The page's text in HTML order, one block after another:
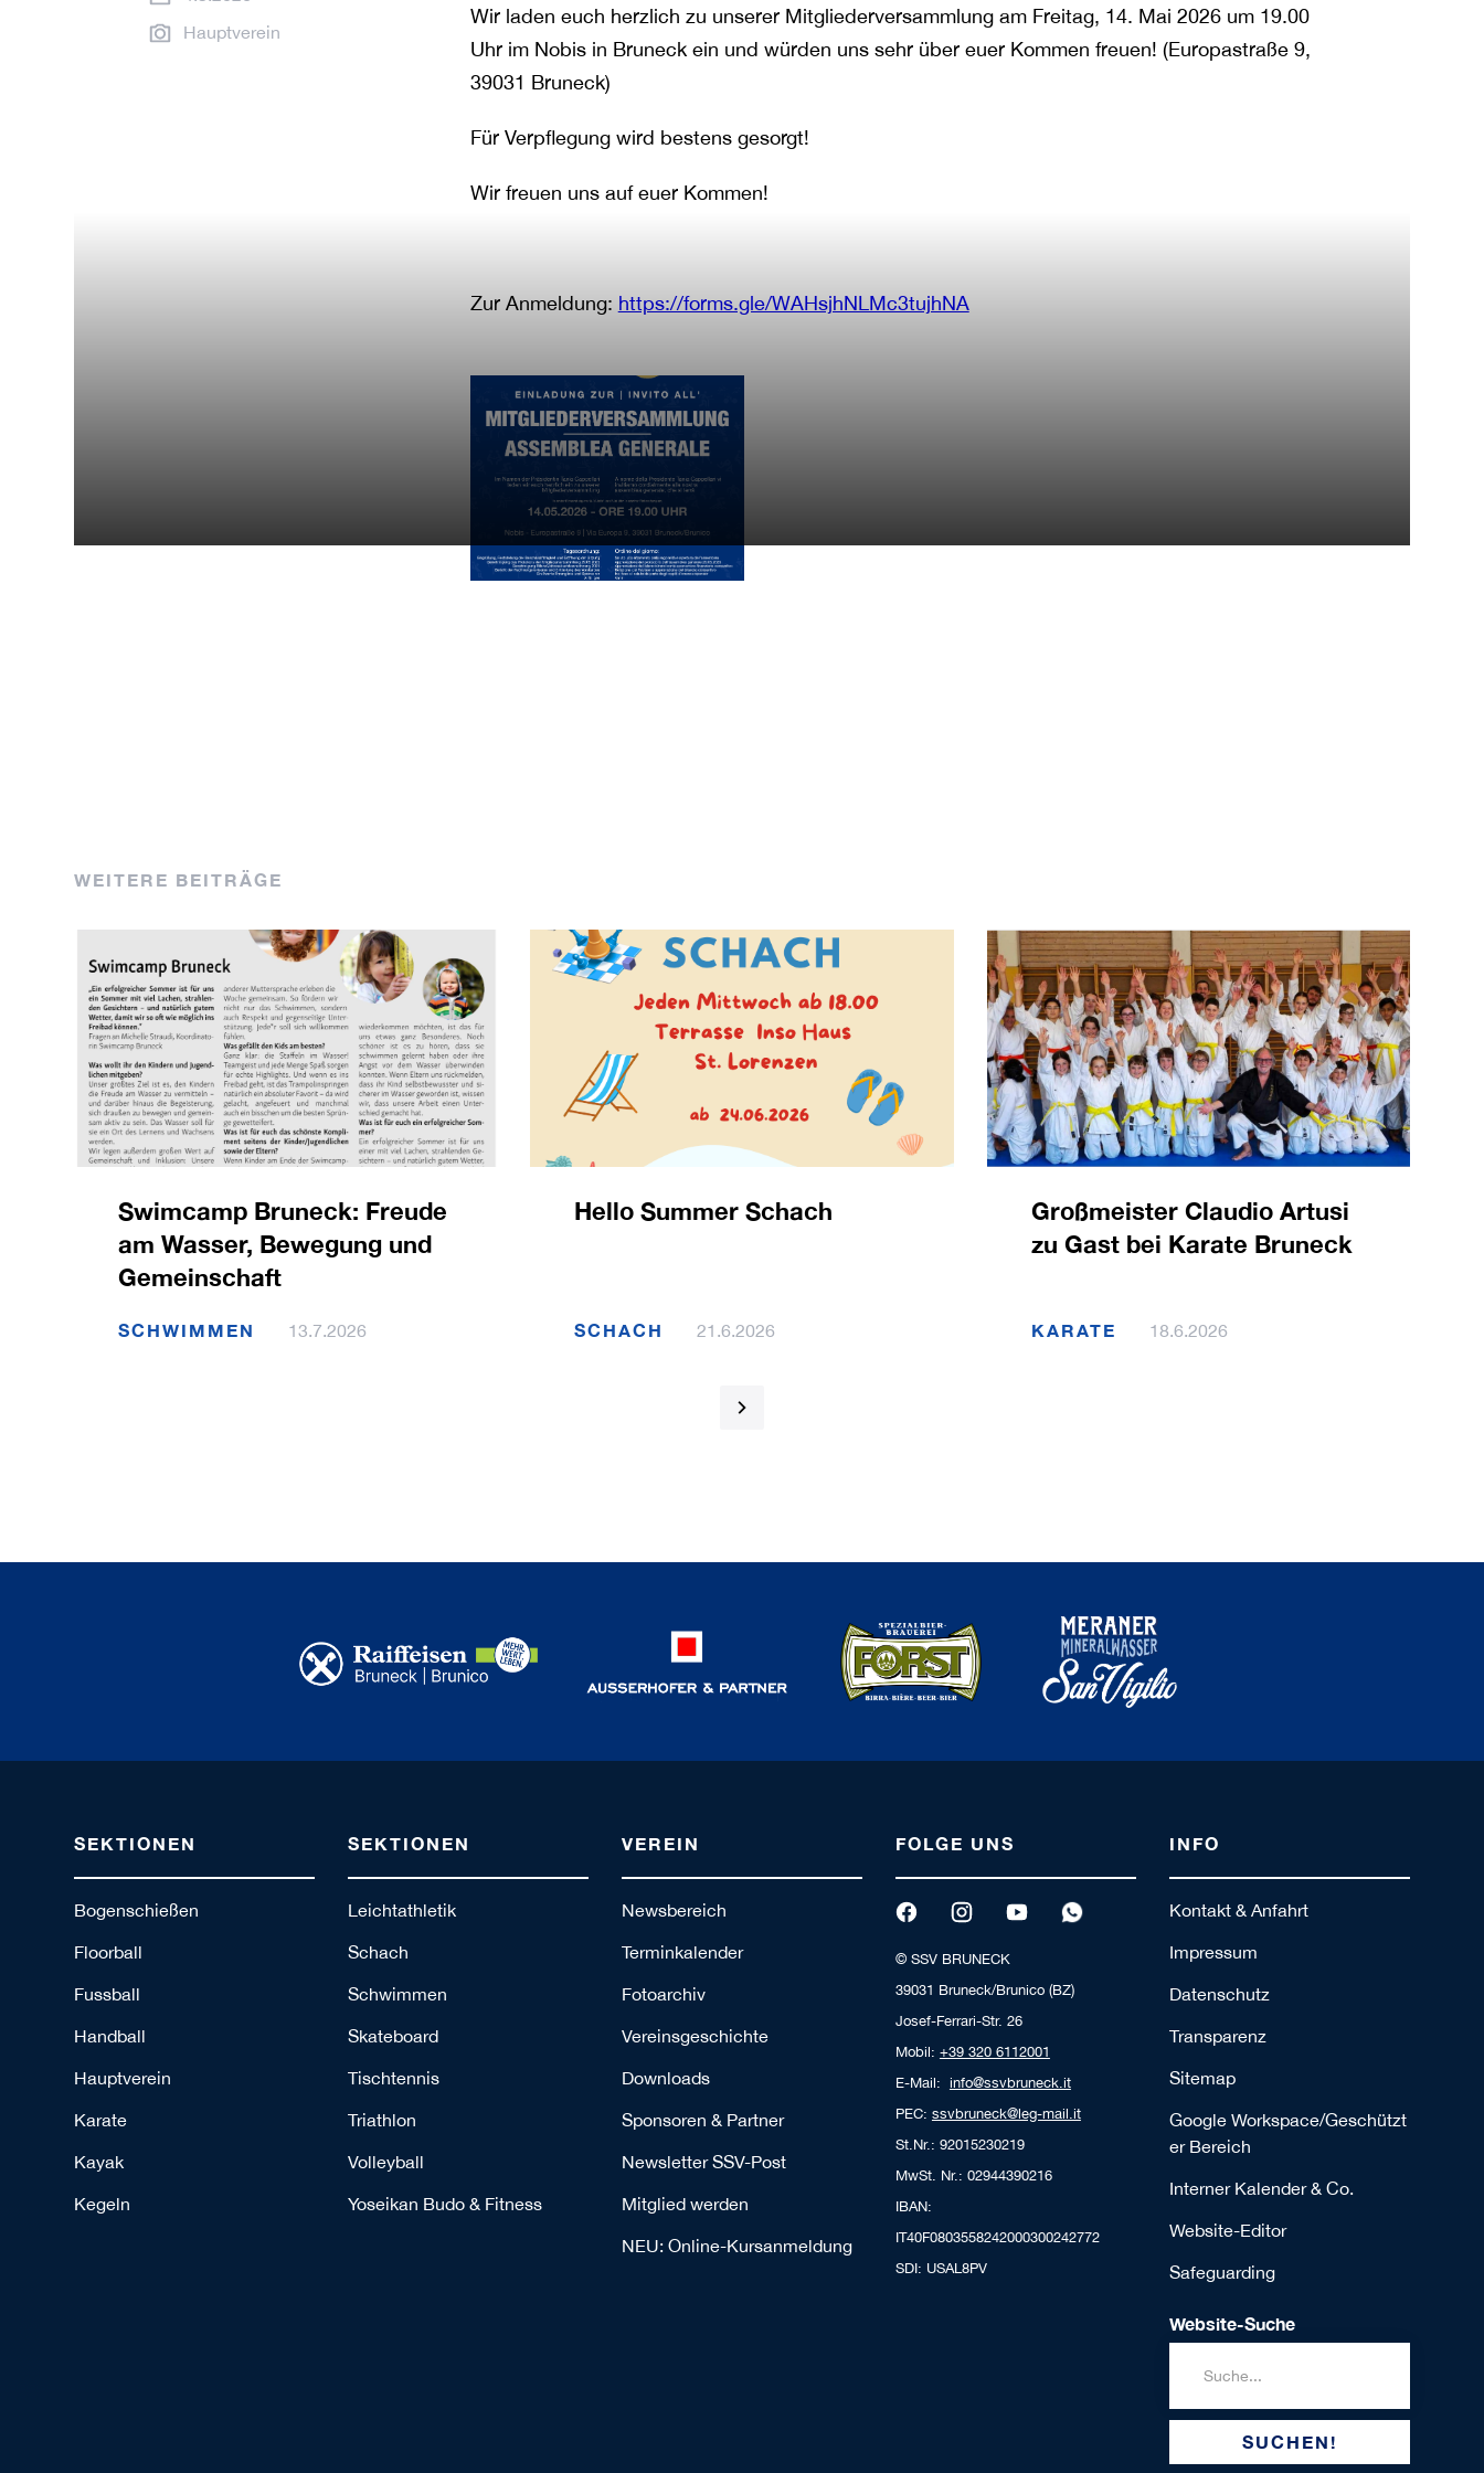
Hauptverein
Wir laden euch herzlich zu unserer Mitgliederversammlung am Freitag, 14. Mai 2026 um 19.00
Uhr im Nobis in Bruneck ein und würden uns sehr über euer Kommen freuen! (Europastraße 9,
39031 Bruneck)
Für Verpflegung wird bestens gesorgt!
Wir freuen uns auf euer Kommen!
Zur Anmeldung: https://forms.gle/WAHsjhNLMc3tujhNA
WEITERE BEITRÄGE
Swimcamp Bruneck: Freude
am Wasser, Bewegung und
Gemeinschaft
SCHWIMMEN 13.7.2026
Hello Summer Schach
SCHACH 21.6.2026
Großmeister Claudio Artusi
zu Gast bei Karate Bruneck
KARATE 18.6.2026
1 / 120
SEKTIONEN
Bogenschießen
Floorball
Fussball
Handball
Hauptverein
Karate
Kayak
Kegeln
SEKTIONEN
Leichtathletik
Schach
Schwimmen
Skateboard
Tischtennis
Triathlon
Volleyball
Yoseikan Budo & Fitness
VEREIN
Newsbereich
Terminkalender
Fotoarchiv
Vereinsgeschichte
Downloads
Sponsoren & Partner
Newsletter SSV-Post
Mitglied werden
NEU: Online-Kursanmeldung
FOLGE UNS
© SSV BRUNECK
39031 Bruneck/Brunico (BZ)
Josef-Ferrari-Str. 26
Mobil: +39 320 6112001
E-Mail: info@ssvbruneck.it
PEC: ssvbruneck@leg-mail.it
St.Nr.: 92015230219
MwSt. Nr.: 02944390216
IBAN:
IT40F0803558242000300242772
SDI: USAL8PV
INFO
Kontakt & Anfahrt
Impressum
Datenschutz
Transparenz
Sitemap
Google Workspace/Geschützt
er Bereich
Interner Kalender & Co.
Website-Editor
Safeguarding
Website-Suche